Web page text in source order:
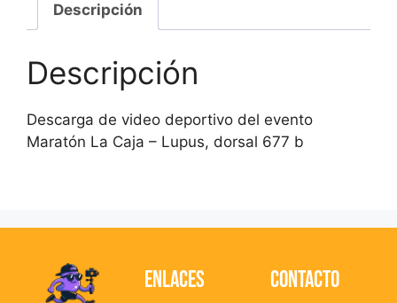
Descripción
Descripción
Descarga de video deportivo del evento
Maratón La Caja – Lupus, dorsal 677 b
Enlaces contacto